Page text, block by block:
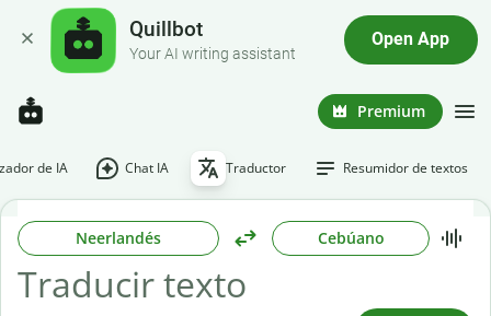
Quillbot
Your AI writing assistant
Open App
Premium
de IA Chat IA Traductor Resumidor de textos
Neerlandés Cebúano